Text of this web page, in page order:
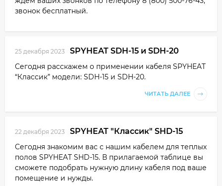
звонок бесплатный.
25 декабря 2023 SPYHEAT SDH-15 и SDH-20
Сегодня расскажем о применении кабеля SPYHEAT
“Классик” модели: SDH-15 и SDH-20.
ЧИТАТЬ ДАЛЕЕ
22 декабря 2023 SPYHEAT "Классик" SHD-15
Сегодня знакомим вас с нашим кабелем для теплых
полов SPYHEAT SHD-15. В прилагаемой таблице вы
сможете подобрать нужную длину кабеля под ваше
помещение и нужды.